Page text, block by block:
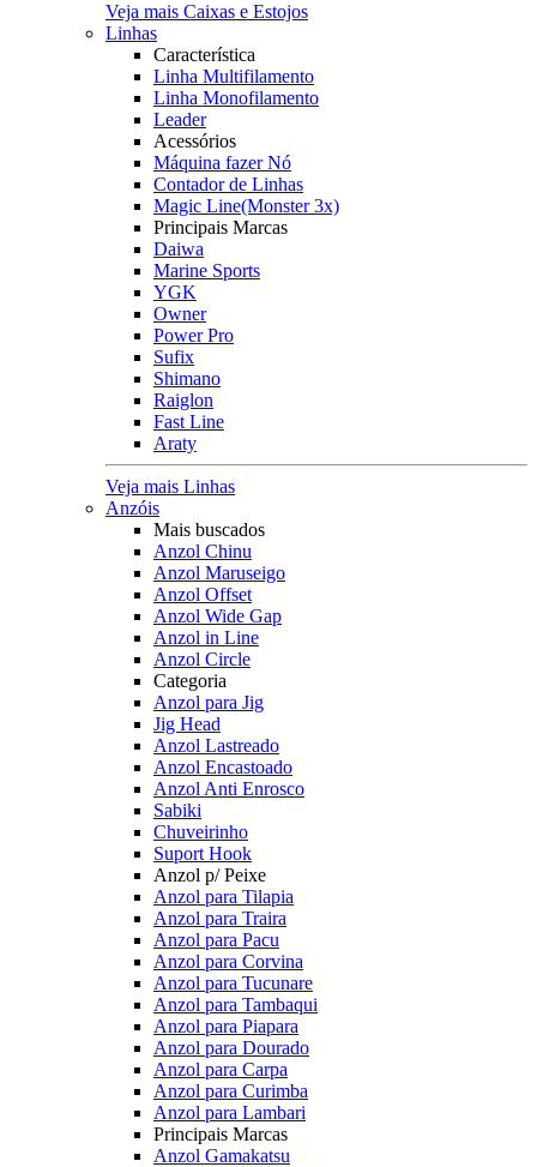
Veja mais Caixas e Estojos
Linhas
Característica
Linha Multifilamento
Linha Monofilamento
Leader
Acessórios
Máquina fazer Nó
Contador de Linhas
Magic Line(Monster 3x)
Principais Marcas
Daiwa
Marine Sports
YGK
Owner
Power Pro
Sufix
Shimano
Raiglon
Fast Line
Araty
Veja mais Linhas
Anzóis
Mais buscados
Anzol Chinu
Anzol Maruseigo
Anzol Offset
Anzol Wide Gap
Anzol in Line
Anzol Circle
Categoria
Anzol para Jig
Jig Head
Anzol Lastreado
Anzol Encastoado
Anzol Anti Enrosco
Sabiki
Chuveirinho
Suport Hook
Anzol p/ Peixe
Anzol para Tilapia
Anzol para Traira
Anzol para Pacu
Anzol para Corvina
Anzol para Tucunare
Anzol para Tambaqui
Anzol para Piapara
Anzol para Dourado
Anzol para Carpa
Anzol para Curimba
Anzol para Lambari
Principais Marcas
Anzol Gamakatsu